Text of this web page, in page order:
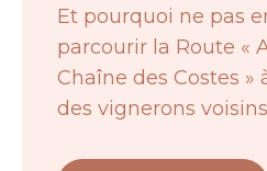
Et pourquoi ne pas
parcourir la Route «
Chaîne des Costes »
des vignerons voisins